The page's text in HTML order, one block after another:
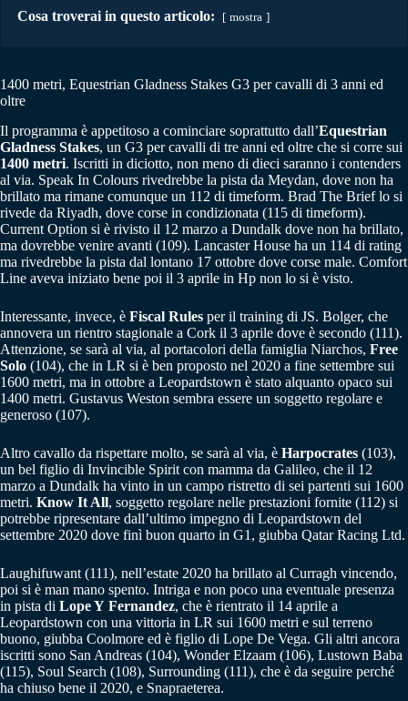
Cosa troverai in questo articolo: mostra
1400 metri, Equestrian Gladness Stakes G3 per cavalli di 3 anni ed
oltre
Il programma è appetitoso a cominciare soprattutto dall’Equestrian
Gladness Stakes, un G3 per cavalli di tre anni ed oltre che si corre sui
1400 metri. Iscritti in diciotto, non meno di dieci saranno i contenders
al via. Speak In Colours rivedrebbe la pista da Meydan, dove non ha
brillato ma rimane comunque un 112 di timeform. Brad The Brief lo si
rivede da Riyadh, dove corse in condizionata (115 di timeform).
Current Option si è rivisto il 12 marzo a Dundalk dove non ha brillato,
ma dovrebbe venire avanti (109). Lancaster House ha un 114 di rating
ma rivedrebbe la pista dal lontano 17 ottobre dove corse male. Comfort
Line aveva iniziato bene poi il 3 aprile in Hp non lo si è visto.
Interessante, invece, è Fiscal Rules per il training di JS. Bolger, che
annovera un rientro stagionale a Cork il 3 aprile dove è secondo (111).
Attenzione, se sarà al via, al portacolori della famiglia Niarchos, Free
Solo (104), che in LR si è ben proposto nel 2020 a fine settembre sui
1600 metri, ma in ottobre a Leopardstown è stato alquanto opaco sui
1400 metri. Gustavus Weston sembra essere un soggetto regolare e
generoso (107).
Altro cavallo da rispettare molto, se sarà al via, è Harpocrates (103),
un bel figlio di Invincible Spirit con mamma da Galileo, che il 12
marzo a Dundalk ha vinto in un campo ristretto di sei partenti sui 1600
metri. Know It All, soggetto regolare nelle prestazioni fornite (112) si
potrebbe ripresentare dall’ultimo impegno di Leopardstown del
settembre 2020 dove finì buon quarto in G1, giubba Qatar Racing Ltd.
Laughifuwant (111), nell’estate 2020 ha brillato al Curragh vincendo,
poi si è man mano spento. Intriga e non poco una eventuale presenza
in pista di Lope Y Fernandez, che è rientrato il 14 aprile a
Leopardstown con una vittoria in LR sui 1600 metri e sul terreno
buono, giubba Coolmore ed è figlio di Lope De Vega. Gli altri ancora
iscritti sono San Andreas (104), Wonder Elzaam (106), Lustown Baba
(115), Soul Search (108), Surrounding (111), che è da seguire perché
ha chiuso bene il 2020, e Snapraeterea.